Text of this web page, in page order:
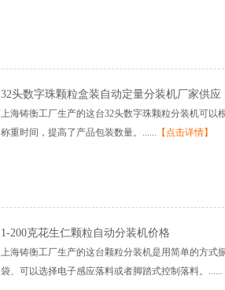
32头数字珠颗粒盒装自动定量分装机厂家供应
上海铸衡工厂生产的这台32头数字珠颗粒分装机可
称重时间，提高了产品包装数量。...... 【点击详情】
1-200克花生仁颗粒自动分装机价格
上海铸衡工厂生产的这台颗粒分装机是用简单的方式
袋、可以选择电子感应落料或者脚踏式控制落料。......